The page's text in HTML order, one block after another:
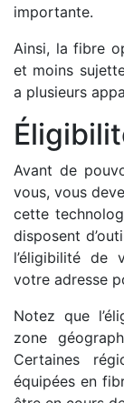
importante.
Ainsi, la fibre
et moins
a plusieurs
Avant de
vous, vous
cette
disposent
l’éligibilité de
votre adresse
Notez que
zone
Certaines
équipées en